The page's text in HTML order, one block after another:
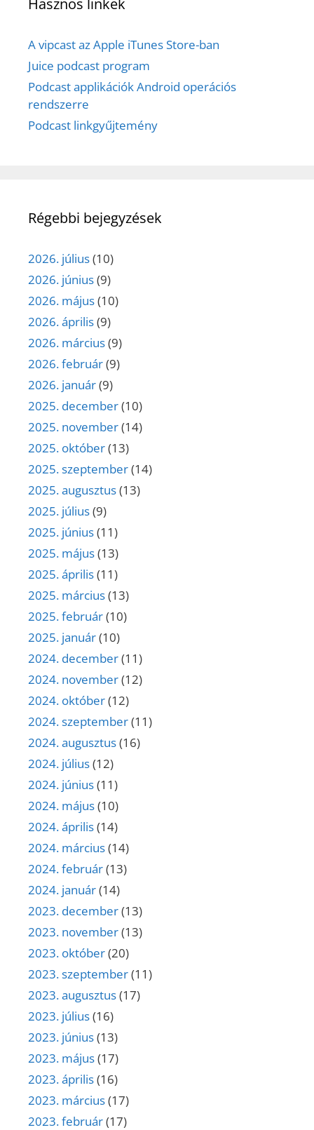
A vipcast az Apple iTunes Store-ban
Juice podcast program
Podcast applikációk Android operációs
rendszerre
Podcast linkgyűjtemény
Régebbi bejegyzések
2026. július(10)
2026. június(9)
2026. május(10)
2026. április(9)
2026. március(9)
2026. február(9)
2026. január(9)
2025. december(10)
2025. november(14)
2025. október(13)
2025. szeptember(14)
2025. augusztus(13)
2025. július(9)
2025. június(11)
2025. május(13)
2025. április(11)
2025. március(13)
2025. február(10)
2025. január(10)
2024. december(11)
2024. november(12)
2024. október(12)
2024. szeptember(11)
2024. augusztus(16)
2024. július(12)
2024. június(11)
2024. május(10)
2024. április(14)
2024. március(14)
2024. február(13)
2024. január(14)
2023. december(13)
2023. november(13)
2023. október(20)
2023. szeptember(11)
2023. augusztus(17)
2023. július(16)
2023. június(13)
2023. május(17)
2023. április(16)
2023. március(17)
2023. február(17)